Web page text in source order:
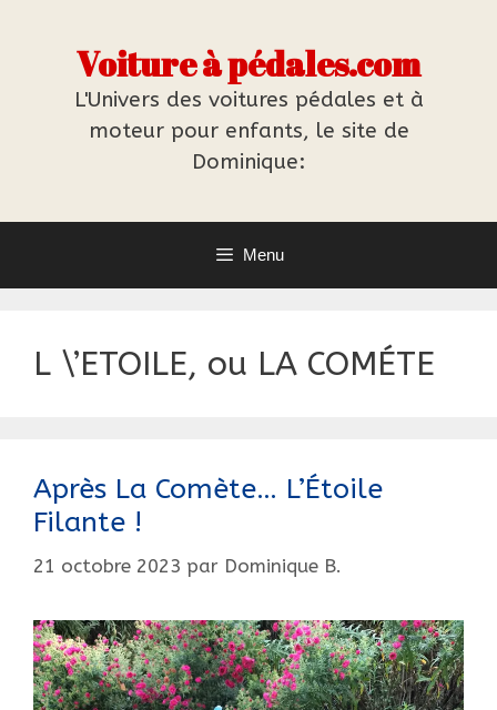
Voiture à pédales.com
L'Univers des voitures pédales et à
moteur pour enfants, le site de
Dominique:
Menu
L \’ETOILE, ou LA COMÉTE
Après La Comète… L’Étoile
Filante !
21 octobre 2023 par Dominique B.